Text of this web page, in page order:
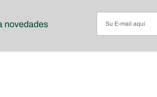
novedades